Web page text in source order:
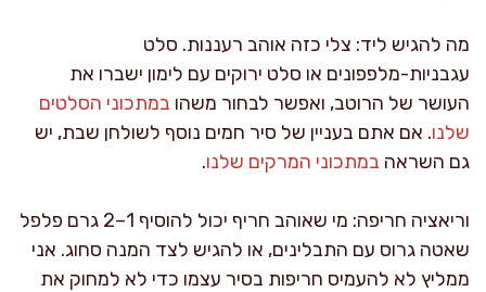
מה להגיש ליד: צלי כזה אוהב רעננות. סלט
עגבניות-מלפפונים או סלט ירוקים עם לימון ישברו את
העושר של הרוטב, ואפשר לבחור משהו במתכוני הסלטים
שלנו. אם אתם בעניין של סיר חמים נוסף לשולחן שבת, יש
גם השראה במתכוני המרקים שלנו.
וריאציה חריפה: מי שאוהב חריף יכול להוסיף 1–2 גרם פלפל
שאטה גרוס עם התבלינים, או להגיש לצד המנה סחוג. אני
ממליץ לא להעמיס חריפות בסיר עצמו כדי לא למחוק את